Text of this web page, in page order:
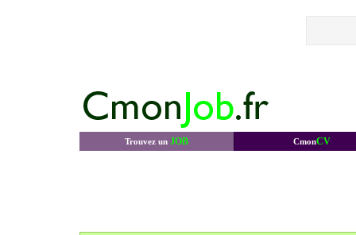
Trouvez un JOB CmonCV